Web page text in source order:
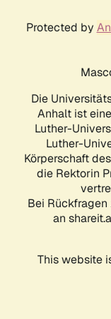
Protected by
Die
Anhalt ist
Luther-
Luther-
Körperschaft
die Rektorin
Bei
an
This website